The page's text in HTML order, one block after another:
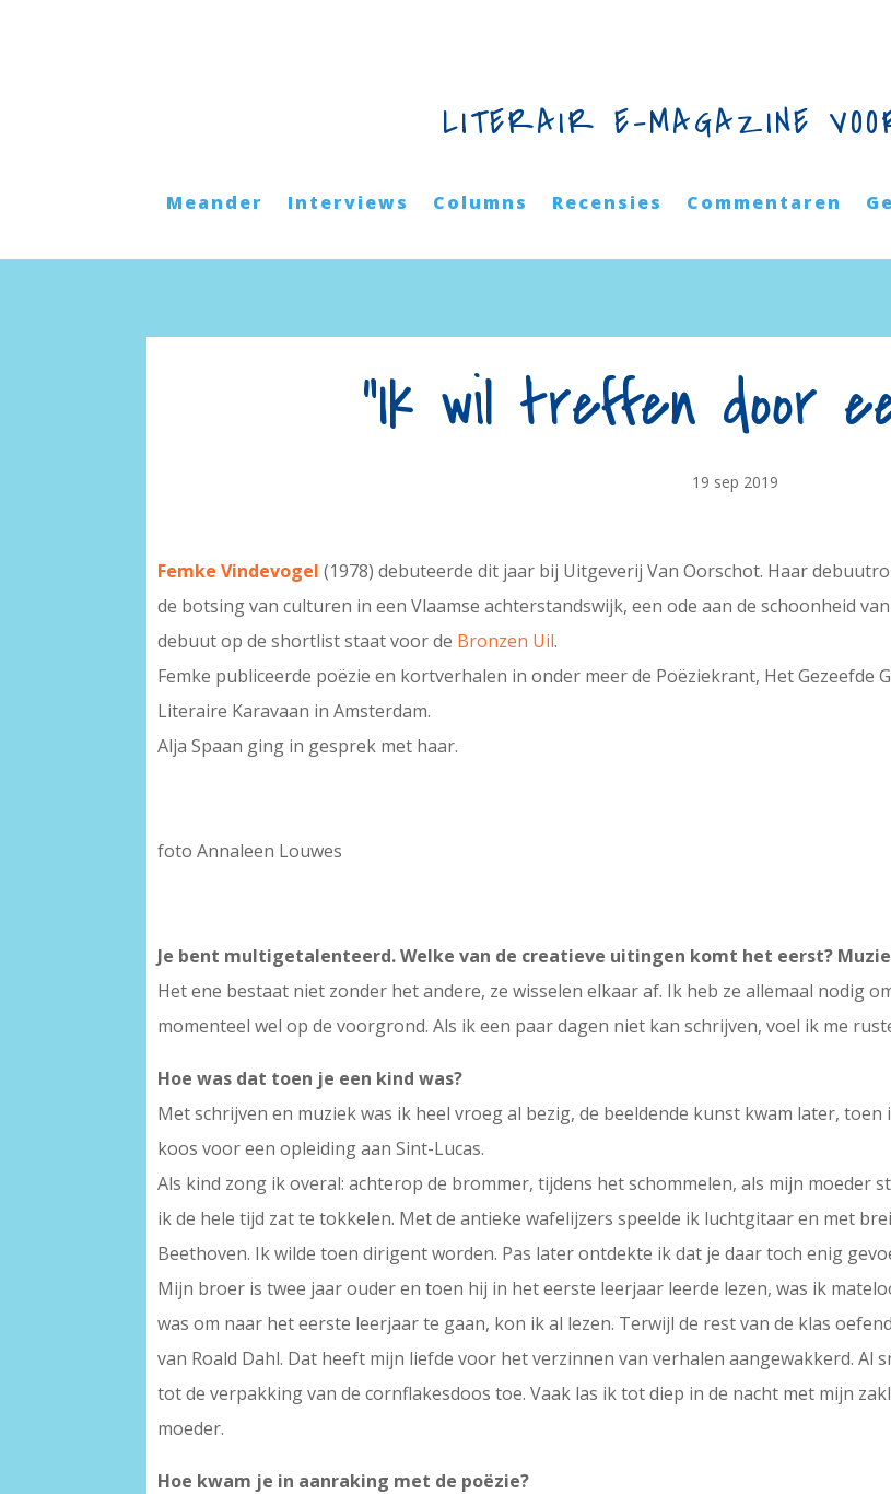
LITERAIR E-MAGAZINE
Meander Interviews Columns Recensies Commentaren
“Ik wil treffen door
19 sep 2019
Femke Vindevogel (1978) debuteerde dit jaar bij Uitgeverij Van Oorschot. Haar
de botsing van culturen in een Vlaamse achterstandswijk, een ode aan de schoonheid
debuut op de shortlist staat voor de Bronzen Uil.
Femke publiceerde poëzie en kortverhalen in onder meer de Poëziekrant, Het Gezeefde
Literaire Karavaan in Amsterdam.
Alja Spaan ging in gesprek met haar.
foto Annaleen Louwes
Je bent multigetalenteerd. Welke van de creatieve uitingen komt het eerst?
Het ene bestaat niet zonder het andere, ze wisselen elkaar af. Ik heb ze allemaal nodig
momenteel wel op de voorgrond. Als ik een paar dagen niet kan schrijven, voel ik me
Hoe was dat toen je een kind was?
Met schrijven en muziek was ik heel vroeg al bezig, de beeldende kunst kwam later,
koos voor een opleiding aan Sint-Lucas.
Als kind zong ik overal: achterop de brommer, tijdens het schommelen, als mijn moeder
ik de hele tijd zat te tokkelen. Met de antieke wafelijzers speelde ik luchtgitaar en met
Beethoven. Ik wilde toen dirigent worden. Pas later ontdekte ik dat je daar toch enig
Mijn broer is twee jaar ouder en toen hij in het eerste leerjaar leerde lezen, was ik
was om naar het eerste leerjaar te gaan, kon ik al lezen. Terwijl de rest van de klas
van Roald Dahl. Dat heeft mijn liefde voor het verzinnen van verhalen aangewakkerd.
tot de verpakking van de cornflakesdoos toe. Vaak las ik tot diep in de nacht met mijn
moeder.
Hoe kwam je in aanraking met de poëzie?